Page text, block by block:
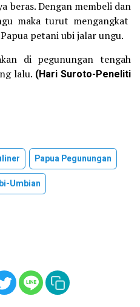
beras. Dengan membeli dan
maka turut mengangkat
petani ubi jalar ungu.
di pegunungan tengah
lalu. (Hari Suroto-Peneliti
Papua Pegunungan
Umbian